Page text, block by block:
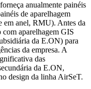
anualmente painéis
de aparelhagem
em anel, RMU). Antes da
aparelhagem GIS
da E.ON) para
da empresa. A
das
da E.ON,
design da linha AirSeT.